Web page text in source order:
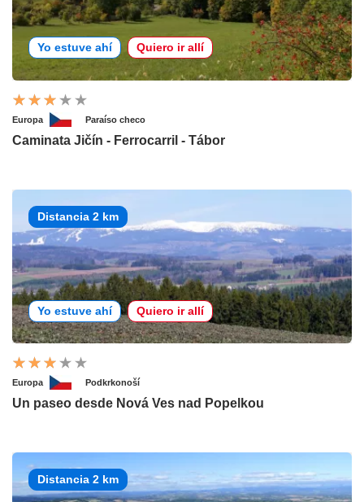
Yo estuve ahí Quiero ir allí
Europa Paraíso checo
Caminata Jičín - Ferrocarril - Tábor
Distancia 2 km
Yo estuve ahí Quiero ir allí
Europa Podkrkonoší
Un paseo desde Nová Ves nad Popelkou
Distancia 2 km